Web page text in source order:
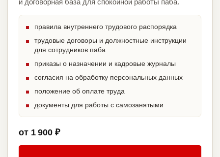
и договорная база для спокойной работы паба.
правила внутреннего трудового распорядка
трудовые договоры и должностные инструкции
для сотрудников паба
приказы о назначении и кадровые журналы
согласия на обработку персональных данных
положение об оплате труда
документы для работы с самозанятыми
от 1 900 ₽